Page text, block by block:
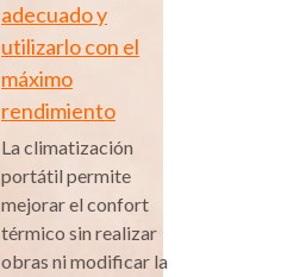
adecuado y
utilizarlo con el
máximo
rendimiento
La climatización
portátil permite
mejorar el confort
térmico sin realizar
obras ni modificar la